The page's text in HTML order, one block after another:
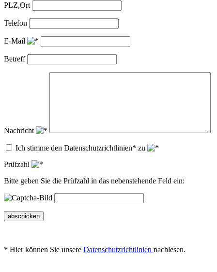
PLZ,Ort
Telefon
E-Mail
Betreff
Nachricht
Ich stimme den Datenschutzrichtlinien* zu
Prüfzahl
Bitte geben Sie die Prüfzahl in das nebenstehende Feld ein:
abschicken
* Hier können Sie unsere Datenschutzrichtlinien nachlesen.